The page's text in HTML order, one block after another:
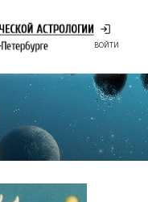
ВОЙТИ